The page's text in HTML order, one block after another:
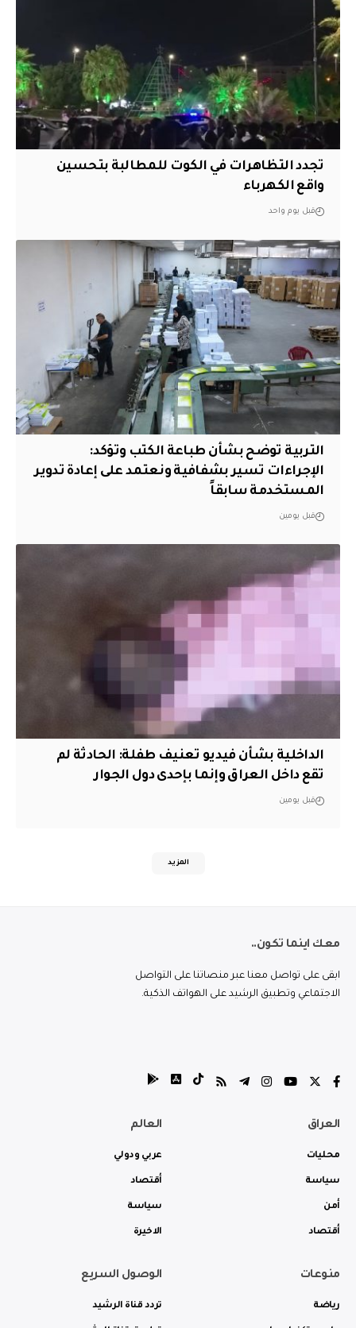
تجدد التظاهرات في الكوت للمطالبة بتحسين
واقع الكهرباء
قبل يوم واحد
التربية توضح بشأن طباعة الكتب وتؤكد:
الإجراءات تسير بشفافية ونعتمد على إعادة تدوير
المستخدمة سابقاً
قبل يومين
الداخلية بشأن فيديو تعنيف طفلة: الحادثة لم
تقع داخل العراق وإنما بإحدى دول الجوار
قبل يومين
المزيد
معك اينما تكون..
ابقى على تواصل معنا عبر منصاتنا على التواصل
الاجتماعي وتطبيق الرشيد على الهواتف الذكية.
العراق
محليات
سياسة
أمن
أقتصاد
العالم
عربي ودولي
أقتصاد
سياسة
الاخيرة
منوعات
رياضة
الوصول السريع
تردد قناة الرشيد